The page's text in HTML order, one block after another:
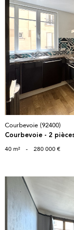
Courbevoie (92400)
Courbevoie - 2
40 m² - 280 000 €